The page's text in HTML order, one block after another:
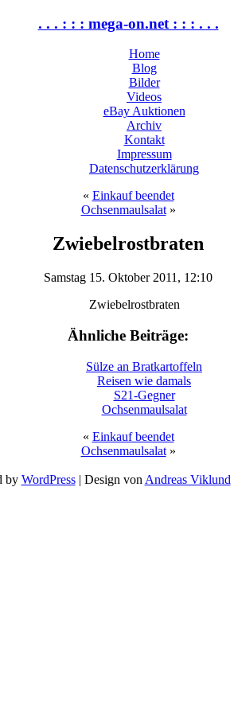
. . . : : : mega-on.net : : : . . .
Home
Blog
Bilder
Videos
eBay Auktionen
Archiv
Kontakt
Impressum
Datenschutzerklärung
« Einkauf beendet
Ochsenmaulsalat»
Zwiebelrostbraten
Samstag 15. Oktober 2011, 12:10
Ähnliche Beiträge:
Sülze an Bratkartoffeln
Reisen wie damals
S21-Gegner
Ochsenmaulsalat
« Einkauf beendet
Ochsenmaulsalat»
by WordPress| Design von Andreas Viklund